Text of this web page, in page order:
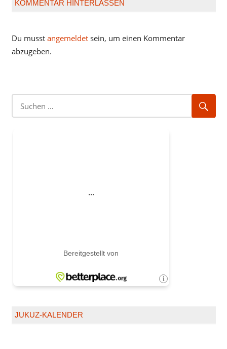
KOMMENTAR HINTERLASSEN
Du musst angemeldetsein, um einen Kommentar
abzugeben.
JUKUZ-KALENDER